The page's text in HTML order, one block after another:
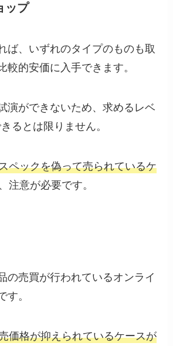
ップ
ば、いずれのタイプのものも取
較的安価に入手できます。
演ができないため、求めるレベ
るとは限りません。
ペックを偽って売られているケ
注意が必要です。
の売買が行われているオンライ
す。
価格が抑えられているケースが